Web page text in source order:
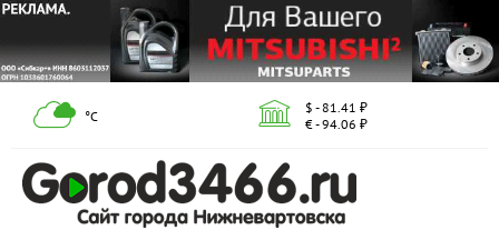
°С
$ - 81.41 ₽
€ - 94.06 ₽